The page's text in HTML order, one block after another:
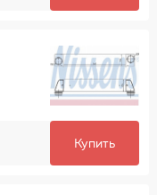
Купить